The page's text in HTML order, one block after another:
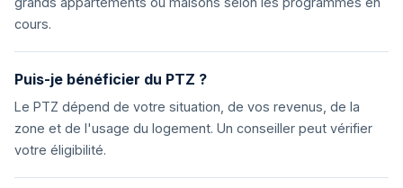
cours.
Puis-je bénéficier du PTZ ?
Le PTZ dépend de votre situation, de vos revenus, de la
zone et de l'usage du logement. Un conseiller peut vérifier
votre éligibilité.